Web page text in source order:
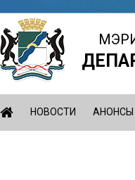
Jump
to
navigation
НОВОСТИ АНОНСЫ